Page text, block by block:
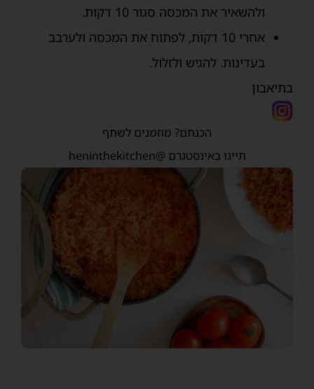
ולהשאיר את המכסה סגור 10 דקות.
אחרי 10 דקות, לפתוח את המכסה ולערבב
בעדינות. להגיש ולזלול.
בתיאבון
הכנתם? מוזמנים לשתף
תייגו באינסטגרם @heninthekitchen